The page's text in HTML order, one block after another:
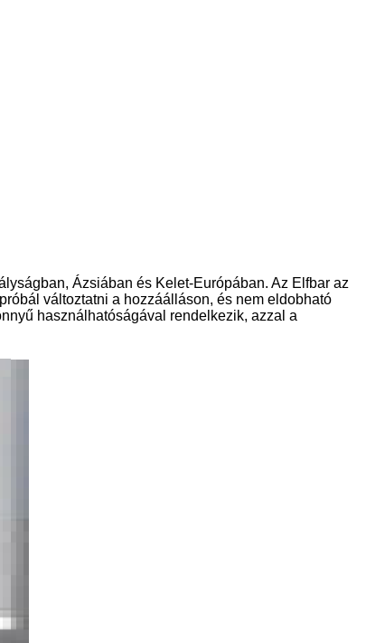
Ázsiában és Kelet-Európában. Az Elfbar az
változtatni a hozzáálláson, és nem eldobható
használhatóságával rendelkezik, azzal a